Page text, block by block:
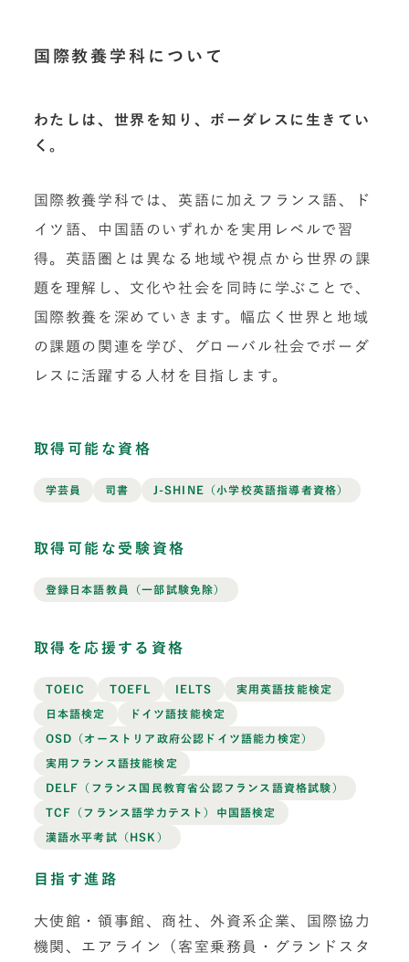
国際教養学科について
わたしは、世界を知り、ボーダレスに生きてい
く。
国際教養学科では、英語に加えフランス語、ド
イツ語、中国語のいずれかを実用レベルで習
得。英語圏とは異なる地域や視点から世界の課
題を理解し、文化や社会を同時に学ぶことで、
国際教養を深めていきます。幅広く世界と地域
の課題の関連を学び、グローバル社会でボーダ
レスに活躍する人材を目指します。
取得可能な資格
学芸員 司書 J-SHINE（小学校英語指導者資格）
取得可能な受験資格
登録日本語教員（一部試験免除）
取得を応援する資格
TOEIC TOEFL IELTS 実用英語技能検定
日本語検定 ドイツ語技能検定
OSD（オーストリア政府公認ドイツ語能力検定）
実用フランス語技能検定
DELF（フランス国民教育省公認フランス語資格試験）
TCF（フランス語学力テスト）中国語検定
漢語水平考試（HSK）
目指す進路
大使館・領事館、商社、外資系企業、国際協力
機関、エアライン（客室乗務員・グランドスタ